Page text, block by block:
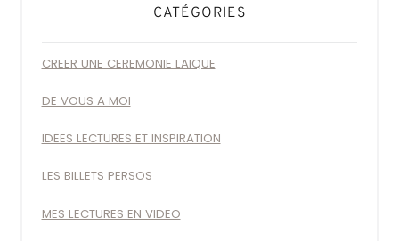
CATÉGORIES
CREER UNE CEREMONIE LAIQUE
DE VOUS A MOI
IDEES LECTURES ET INSPIRATION
LES BILLETS PERSOS
MES LECTURES EN VIDEO